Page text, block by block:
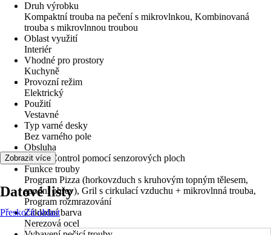
Druh výrobku
Kompaktní trouba na pečení s mikrovlnkou, Kombinovaná
trouba s mikrovlnnou troubou
Oblast využití
Interiér
Vhodné pro prostory
Kuchyně
Provozní režim
Elektrický
Použití
Vestavné
Typ varné desky
Bez varného pole
Obsluha
Touch Control pomocí senzorových ploch
Funkce trouby
Program Pizza (horkovzduch s kruhovým topným tělesem,
spodní ohřev), Gril s cirkulací vzduchu + mikrovlnná trouba,
Program rozmrazování
Základní barva
Nerezová ocel
Zobrazit více
Datové listy
Přeskočit oblast